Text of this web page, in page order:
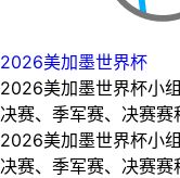
2026美加墨世界杯
2026美加墨世界杯小
决赛、季军赛、决赛
2026美加墨世界杯小
决赛、季军赛、决赛